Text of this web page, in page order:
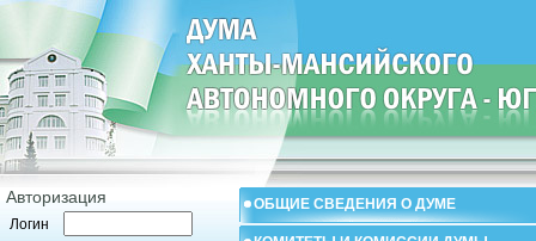
Авторизация
Логин
ОБЩИЕ СВЕДЕНИЯ О ДУМЕ